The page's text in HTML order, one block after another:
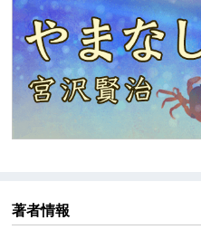
(P)小島香奈子
著者情報